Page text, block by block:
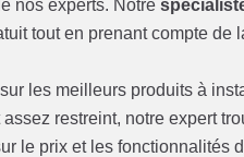
nos experts. Notre
tout en prenant compte
les meilleurs produits à
restreint, notre expert
le prix et les fonctionnalités